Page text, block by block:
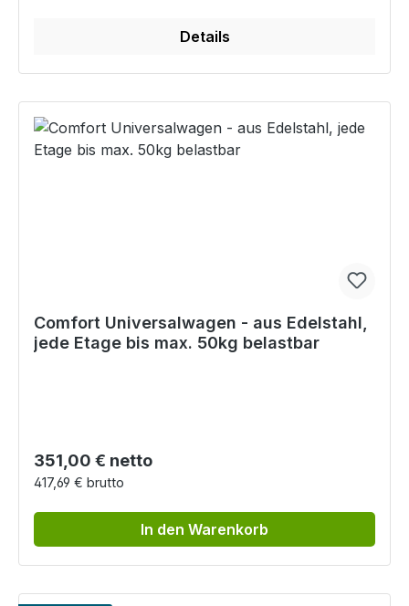
Details
Comfort Universalwagen - aus Edelstahl,
jede Etage bis max. 50kg belastbar
Regulärer Preis:
351,00 € netto
417,69 € brutto
In den Warenkorb